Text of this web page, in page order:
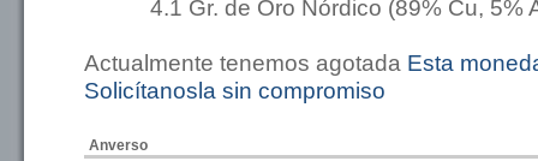
4.1 Gr. de Oro Nórdico (89% Cu, 5%
Actualmente tenemos agotada Esta
Solicítanosla sin compromiso
Anverso